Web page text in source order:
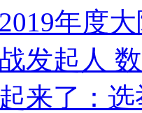
年度
发起人
来了：